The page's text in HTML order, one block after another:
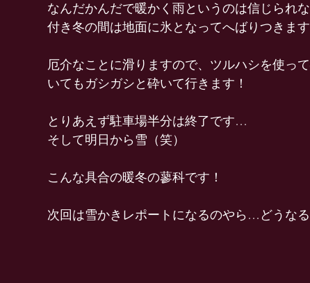
なんだかんだで暖かく雨というのは信じられ
付き冬の間は地面に氷となってへばりつきます
厄介なことに滑りますので、ツルハシを使っ
いてもガシガシと砕いて行きます！
とりあえず駐車場半分は終了です…
そして明日から雪（笑）
こんな具合の暖冬の蓼科です！
次回は雪かきレポートになるのやら…どうなる